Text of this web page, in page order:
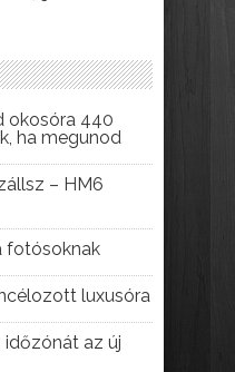
okosóra 440
ha megunod
– HM6
fotósoknak
luxusóra
időzónát az új